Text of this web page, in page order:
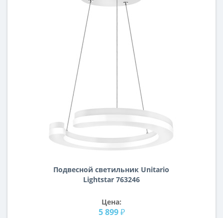
Подвесной светильник Unitario
Lightstar 763246
Цена:
5 899 ₽